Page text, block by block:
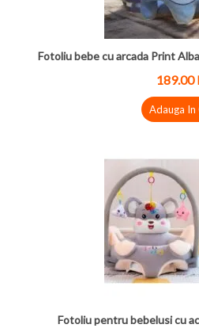
Fotoliu bebe cu arcada Print
189.00
Adauga In
Fotoliu pentru bebelusi cu